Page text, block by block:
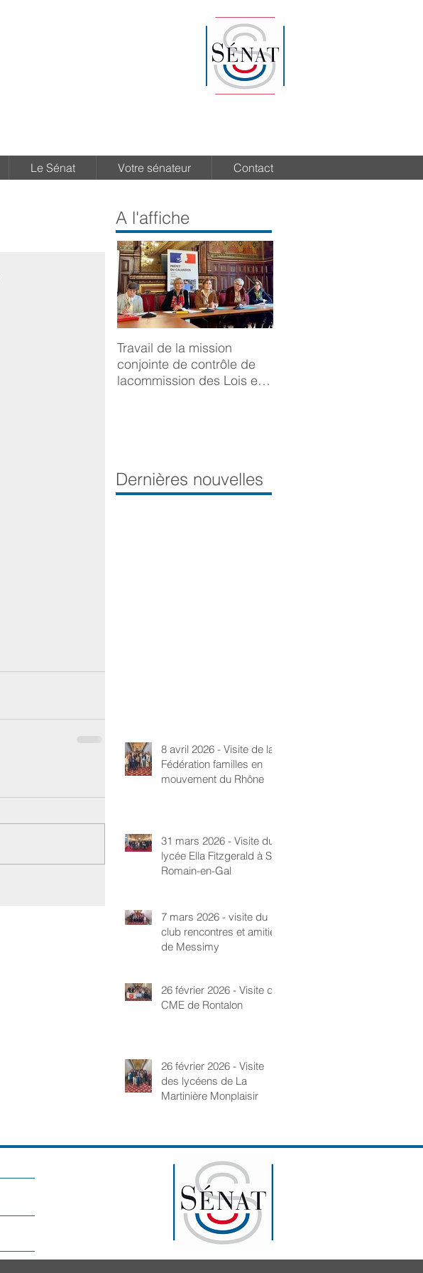
Le Sénat Votre sénateur Contact
A l'affiche
Travail de la mission
conjointe de contrôle de
lacommission des Lois et
Dernières nouvelles
8 avril 2026 - Visite de la
Fédération familles en
mouvement du Rhône
31 mars 2026 - Visite du
lycée Ella Fitzgerald à St-
Romain-en-Gal
7 mars 2026 - visite du
club rencontres et amitié
de Messimy
26 février 2026 - Visite du
CME de Rontalon
26 février 2026 - Visite
des lycéens de La
Martinière Monplaisir